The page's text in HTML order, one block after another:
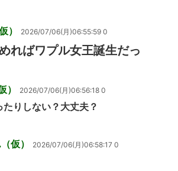
） 2026/07/06(月)06:55:59 0
ればワプル女王誕生だっ
） 2026/07/06(月)06:56:18 0
たりしない？大丈夫？
仮） 2026/07/06(月)06:58:17 0